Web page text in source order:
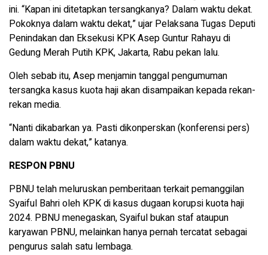
ini. “Kapan ini ditetapkan tersangkanya? Dalam waktu dekat.
Pokoknya dalam waktu dekat,” ujar Pelaksana Tugas Deputi
Penindakan dan Eksekusi KPK Asep Guntur Rahayu di
Gedung Merah Putih KPK, Jakarta, Rabu pekan lalu.
Oleh sebab itu, Asep menjamin tanggal pengumuman
tersangka kasus kuota haji akan disampaikan kepada rekan-
rekan media.
“Nanti dikabarkan ya. Pasti dikonperskan (konferensi pers)
dalam waktu dekat,” katanya.
RESPON PBNU
PBNU telah meluruskan pemberitaan terkait pemanggilan
Syaiful Bahri oleh KPK di kasus dugaan korupsi kuota haji
2024. PBNU menegaskan, Syaiful bukan staf ataupun
karyawan PBNU, melainkan hanya pernah tercatat sebagai
pengurus salah satu lembaga.